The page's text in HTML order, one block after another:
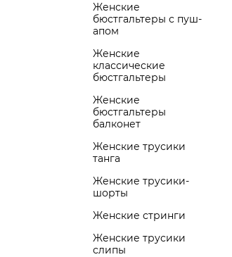
Женские
бюстгальтеры с пуш-
апом
Женские
классические
бюстгальтеры
Женские
бюстгальтеры
балконет
Женские трусики
танга
Женские трусики-
шорты
Женские стринги
Женские трусики
слипы